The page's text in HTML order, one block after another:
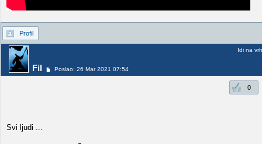
Profil
Fil Poslao: 26 Mar 2021 07:54
Idi na vrh
0
Svi ljudi ...